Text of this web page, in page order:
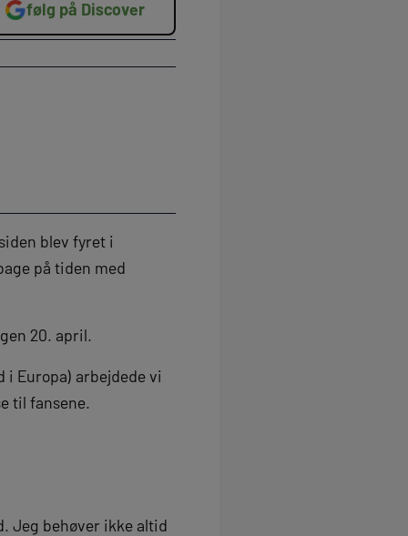
følg på Discover
blev fyret i
på tiden med
20. april.
i Europa) arbejdede vi
til fansene.
Jeg behøver ikke altid